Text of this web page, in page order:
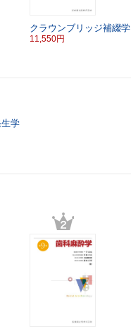
クラウンブリッジ補綴学
11,550円
学